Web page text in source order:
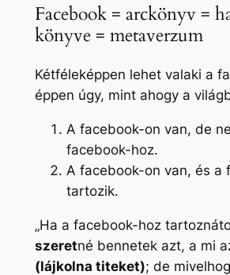
SHARE
LINK
EMBED
Facebook = arckönyv =
könyve = metaverzum
Kétféleképpen lehet valaki a
éppen úgy, mint ahogy a
A facebook-on van, de
facebook-hoz.
A facebook-on van, és a
tartozik.
„Ha a facebook-hoz
szeretné bennetek azt, a mi
(lájkolna titeket); de